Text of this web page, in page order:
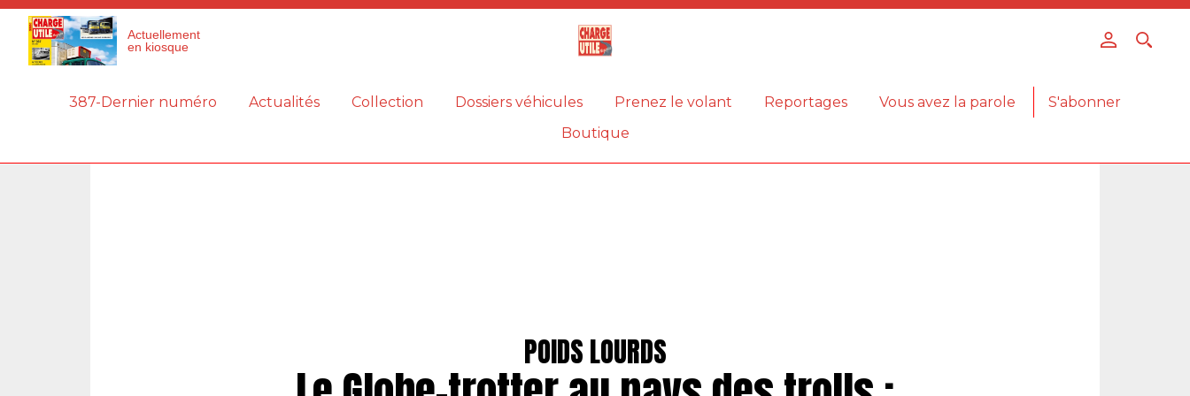
Actuellement
en kiosque
387-Dernier numéro Actualités Collection Dossiers véhicules Prenez le volant Reportages Vous avez la parole
S'abonner
Boutique
POIDS LOURDS
Panneau de gestion des cookies